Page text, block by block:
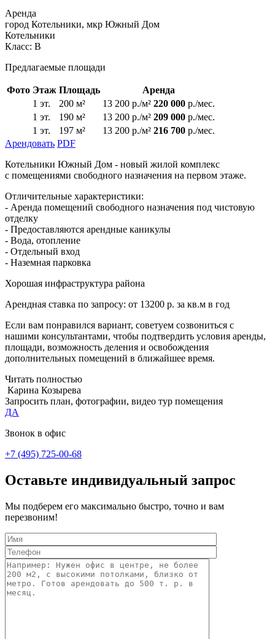
Аренда
город Котельники, мкр Южный Дом
Котельники
Класс: В
Предлагаемые площади
Фото Этаж Площадь
Аренда
1 эт.
200 м² 13 200 р./м² 220 000 р./мес.
1 эт.
190 м² 13 200 р./м² 209 000 р./мес.
1 эт.
197 м² 13 200 р./м² 216 700 р./мес.
Арендовать PDF
Котельники Южный Дом - новый жилой комплекс
с помещениями свободного назначения на первом этаже.
Отличительные характеристики:
- Аренда помещений свободного назначения под чистовую
отделку
- Предоставляются арендные каникулы
- Вода, отопление
- Отдельный вход
- Наземная парковка
Хорошая инфраструктура района
Арендная ставка по запросу: от 13200 р. за кв.м в год
Если вам понравился вариант, советуем созвониться с
нашими консультантами, чтобы подтвердить условия аренды,
площади, возможность деления и освобождения
дополнительных помещений в ближайшее время.
Читать полностью
Карина Козырева
Запросить план, фотографии, видео тур помещения
ДА
Звонок в офис
+7 (495) 725-00-68
Оставьте индивидуальный запрос
Мы подберем его максимально быстро, точно и вам
перезвоним!